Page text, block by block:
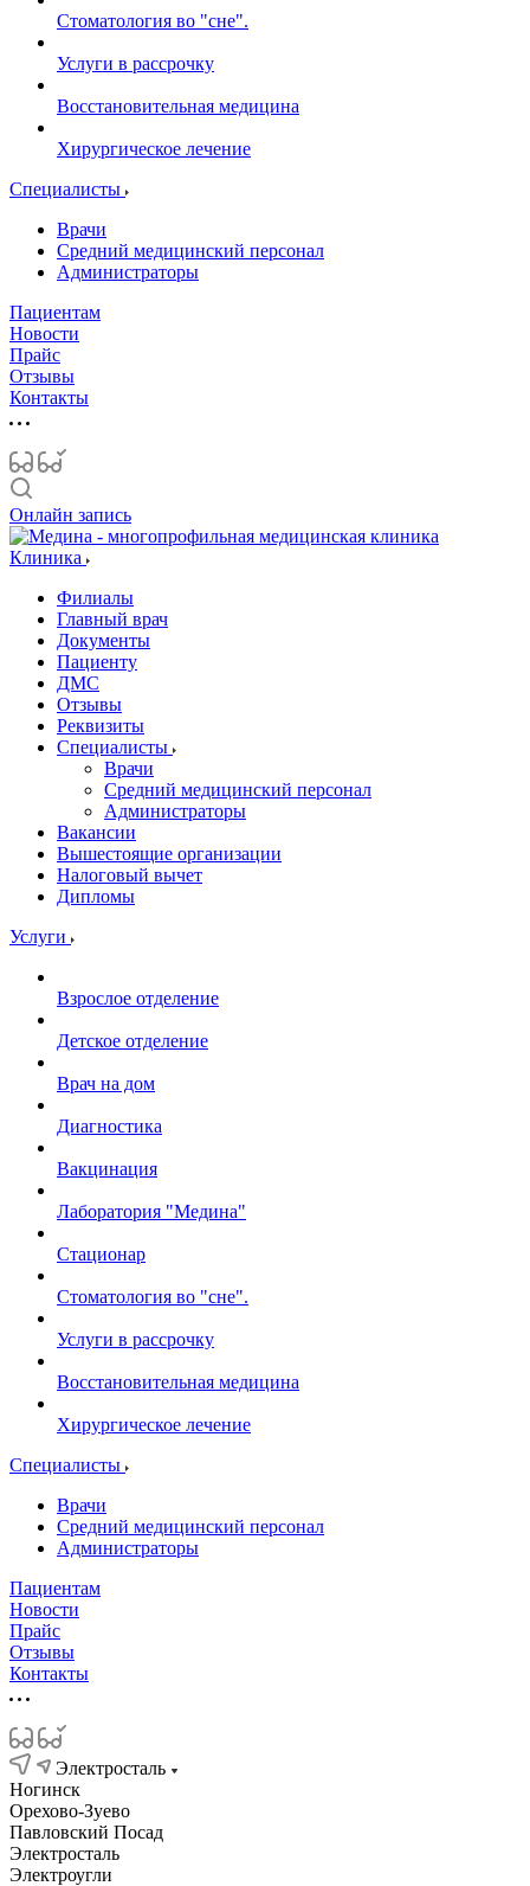
Стоматология во "сне".
Услуги в рассрочку
Восстановительная медицина
Хирургическое лечение
Специалисты
Врачи
Средний медицинский персонал
Администраторы
Пациентам
Новости
Прайс
Отзывы
Контакты
Онлайн запись
Клиника
Филиалы
Главный врач
Документы
Пациенту
ДМС
Отзывы
Реквизиты
Специалисты
Врачи
Средний медицинский персонал
Администраторы
Вакансии
Вышестоящие организации
Налоговый вычет
Дипломы
Услуги
Взрослое отделение
Детское отделение
Врач на дом
Диагностика
Вакцинация
Лаборатория "Медина"
Стационар
Стоматология во "сне".
Услуги в рассрочку
Восстановительная медицина
Хирургическое лечение
Специалисты
Врачи
Средний медицинский персонал
Администраторы
Пациентам
Новости
Прайс
Отзывы
Контакты
Электросталь
Ногинск
Орехово-Зуево
Павловский Посад
Электросталь
Электроугли